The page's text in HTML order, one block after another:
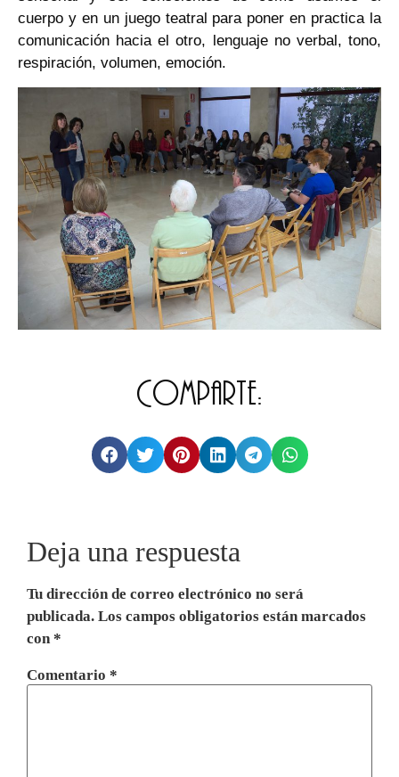
cuerpo y en un juego teatral para poner en practica la
comunicación hacia el otro, lenguaje no verbal, tono,
respiración, volumen, emoción.
Comparte:
Deja una respuesta
Tu dirección de correo electrónico no será
publicada. Los campos obligatorios están marcados
con *
Comentario *